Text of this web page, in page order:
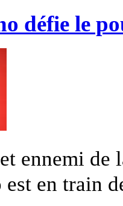
défie le
ennemi
est en train